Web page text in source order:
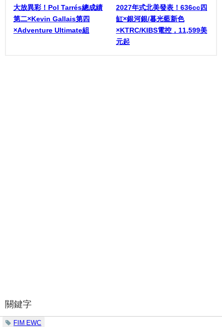
大放異彩！Pol Tarrés總成績
第二×Kevin Gallais第四
×Adventure Ultimate組
2027年式北美發表！636cc四
缸×銀河銀/暮光藍新色
×KTRC/KIBS電控，11,599美
元起
關鍵字
FIM EWC